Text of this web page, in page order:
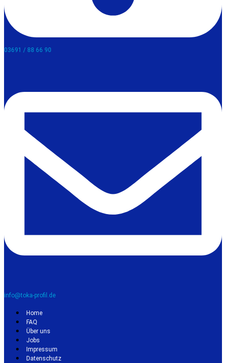
03691 / 88 66 90​
info@toka-profil.de
Home
FAQ
Über uns
Jobs
Impressum
Datenschutz